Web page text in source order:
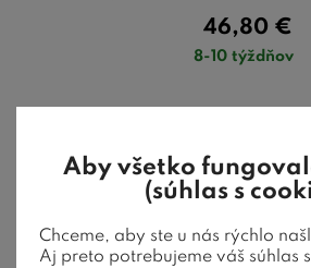
46,80 €
8-10 týždňov
Aby všetko
(súhlas s
Chceme, aby ste u nás rýchlo
Aj preto potrebujeme váš súhlas